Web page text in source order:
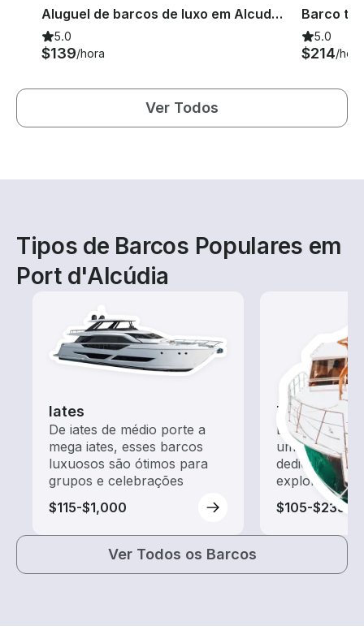
Aluguel de barcos de luxo em Alcudia - Monterrey 264 FS
5.0
$139/hora
5.0
$214/hora
Ver Todos
Tipos de Barcos Populares em
Port d'Alcúdia
Iates
De iates de médio porte a
mega iates, esses barcos
luxuosos são ótimos para
grupos e celebrações
$115-$1,000
Tours
Explore as
um aluguel
dedicado a
exploração
$105-$235
Ver Todos os Barcos